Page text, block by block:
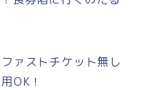
ァストチケット無し
OK！